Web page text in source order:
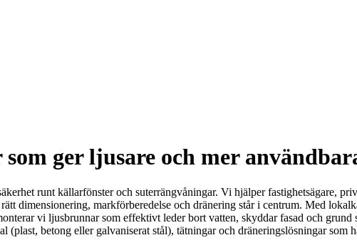
ger ljusare och mer
runt källarfönster och suterrängvåningar. Vi hjälper fastighetsägare,
dimensionering, markförberedelse och dränering står i centrum. Med
vi ljusbrunnar som effektivt leder bort vatten, skyddar fasad och
betong eller galvaniserat stål), tätningar och dräneringslösningar som